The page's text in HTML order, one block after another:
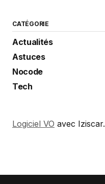
CATÉGORIE
Actualités
Astuces
Nocode
Tech
Logiciel VO avec Iziscar.